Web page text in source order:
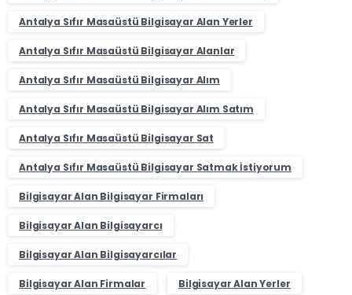
Antalya Sıfır Masaüstü Bilgisayar Alan Yerler
Antalya Sıfır Masaüstü Bilgisayar Alanlar
Antalya Sıfır Masaüstü Bilgisayar Alım
Antalya Sıfır Masaüstü Bilgisayar Alım Satım
Antalya Sıfır Masaüstü Bilgisayar Sat
Antalya Sıfır Masaüstü Bilgisayar Satmak İstiyorum
Bilgisayar Alan Bilgisayar Firmaları
Bilgisayar Alan Bilgisayarcı
Bilgisayar Alan Bilgisayarcılar
Bilgisayar Alan Firmalar Bilgisayar Alan Yerler